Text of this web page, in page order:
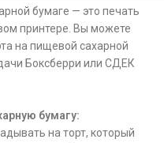
бумаге — это печать
принтере. Вы можете
на пищевой сахарной
Боксберри или СДЕК
бумагу:
на торт, который